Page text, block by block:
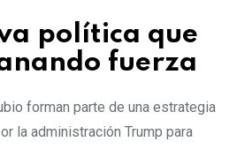
política que
fuerza
forman parte de una estrategia
la administración Trump para